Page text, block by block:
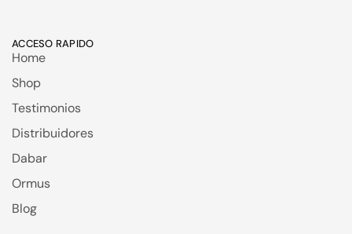
ACCESO RAPIDO
Home
Shop
Testimonios
Distribuidores
Dabar
Ormus
Blog